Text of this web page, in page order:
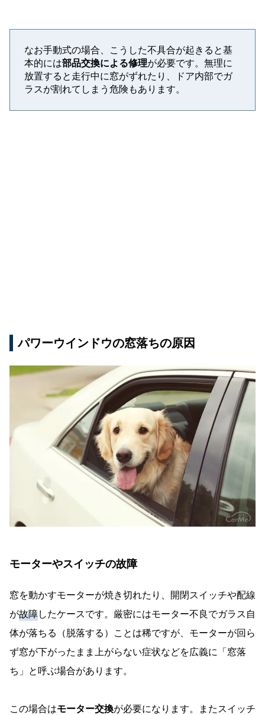
なお手動式の場合、こうした不具合が起きると基
本的には部品交換による修理が必要です。無理に
放置すると走行中に窓がずれたり、ドア内部でガ
ラスが割れてしまう危険もあります。
パワーウインドウの窓落ちの原因
モーターやスイッチの故障
窓を動かすモーターが焼き切れたり、開閉スイッチや配線
が故障したケースです。厳密にはモーター不良でガラス自
体が落ちる（脱落する）ことは稀ですが、モーターが回ら
ず窓が下がったまま上がらない症状などを広義に「窓落
ち」と呼ぶ場合があります。
この場合はモーター交換が必要になります。またスイッチ